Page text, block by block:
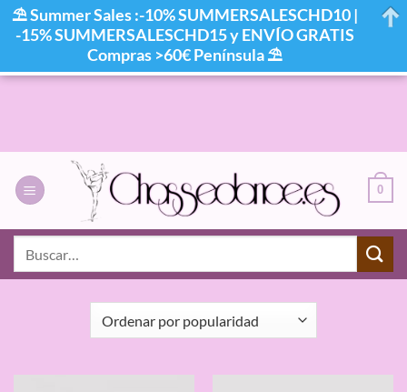
0
INICIO / CALZADO / WARMERS
FILTRAR
⛱ Summer Sales :-10% SUMMERSALESCHD10 |
-15% SUMMERSALESCHD15 y ENVÍO GRATIS
Compras >60€ Península ⛱